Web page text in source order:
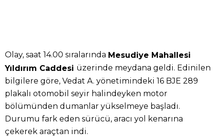
Olay, saat 14.00 sıralarında Mesudiye Mahallesi
Yıldırım Caddesi üzerinde meydana geldi. Edinilen
bilgilere göre, Vedat A. yönetimindeki 16 BJE 289
plakalı otomobil seyir halindeyken motor
bölümünden dumanlar yükselmeye başladı.
Durumu fark eden sürücü, aracı yol kenarına
çekerek araçtan indi.